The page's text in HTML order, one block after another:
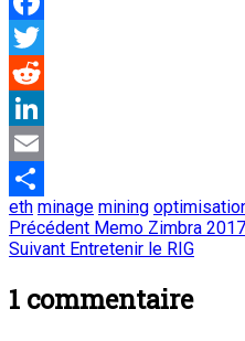
Facebook
Twitter
Reddit
LinkedIn
Email
Partager
eth minage mining
Navigation
l’article
Précédent Article
précédent
Memo Zimbra 2017
Suivant Article
:
Entretenir le RIG
1 commentaire